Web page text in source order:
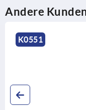
Andere
K0551